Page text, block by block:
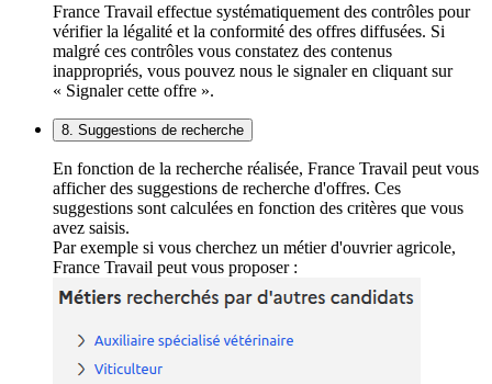
France Travail effectue systématiquement des contrôles pour
vérifier la légalité et la conformité des offres diffusées. Si
malgré ces contrôles vous constatez des contenus
inappropriés, vous pouvez nous le signaler en cliquant sur
« Signaler cette offre ».
8. Suggestions de recherche
En fonction de la recherche réalisée, France Travail peut vous
afficher des suggestions de recherche d'offres. Ces
suggestions sont calculées en fonction des critères que vous
avez saisis.
Par exemple si vous cherchez un métier d'ouvrier agricole,
France Travail peut vous proposer :